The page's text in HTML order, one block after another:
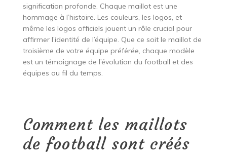
signification profonde. Chaque maillot est une
hommage à l’histoire. Les couleurs, les logos, et
même les logos officiels jouent un rôle crucial pour
affirmer l’identité de l’équipe. Que ce soit le maillot de
troisième de votre équipe préférée, chaque modèle
est un témoignage de l’évolution du football et des
équipes au fil du temps.
Comment les maillots
de football sont créés